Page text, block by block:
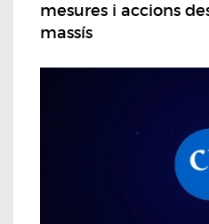
mesures i accions
massís